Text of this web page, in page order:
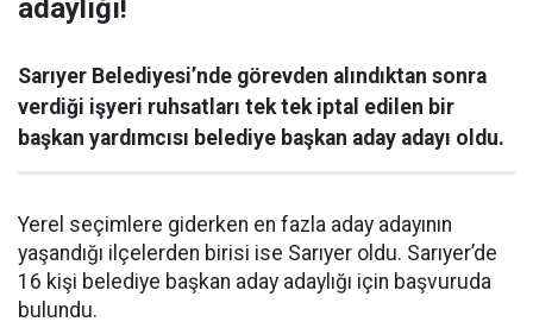
adaylığı!
Sarıyer Belediyesi’nde görevden alındıktan sonra
verdiği işyeri ruhsatları tek tek iptal edilen bir
başkan yardımcısı belediye başkan aday adayı oldu.
Yerel seçimlere giderken en fazla aday adayının
yaşandığı ilçelerden birisi ise Sarıyer oldu. Sarıyer’de
16 kişi belediye başkan aday adaylığı için başvuruda
bulundu.